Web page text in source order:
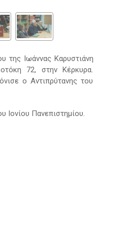
της Ιωάννας Καρυστιάνη
72, στην Κέρκυρα.
ο Αντιπρύτανης του
Πανεπιστημίου.